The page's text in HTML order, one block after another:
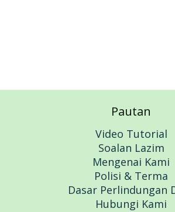
Pautan
Video Tutorial
Soalan Lazim
Mengenai Kami
Polisi & Terma
Dasar Perlindungan
Hubungi Kami